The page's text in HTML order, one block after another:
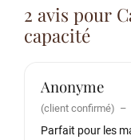
2 avis pour
capacité
Anonyme
(client confirmé) –
Parfait pour les